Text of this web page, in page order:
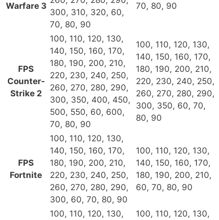
Warfare 3
300, 310, 320, 60,
70, 80, 90
70, 80, 90
FPS
Counter-
Strike 2
100, 110, 120, 130,
140, 150, 160, 170,
180, 190, 200, 210,
220, 230, 240, 250,
260, 270, 280, 290,
300, 350, 400, 450,
500, 550, 60, 600,
70, 80, 90
100, 110, 120, 130,
140, 150, 160, 170,
180, 190, 200, 210,
220, 230, 240, 250,
260, 270, 280, 290,
300, 350, 60, 70,
80, 90
FPS
Fortnite
100, 110, 120, 130,
140, 150, 160, 170,
180, 190, 200, 210,
220, 230, 240, 250,
260, 270, 280, 290,
300, 60, 70, 80, 90
100, 110, 120, 130,
140, 150, 160, 170,
180, 190, 200, 210,
60, 70, 80, 90
100, 110, 120, 130,
100, 110, 120, 130,